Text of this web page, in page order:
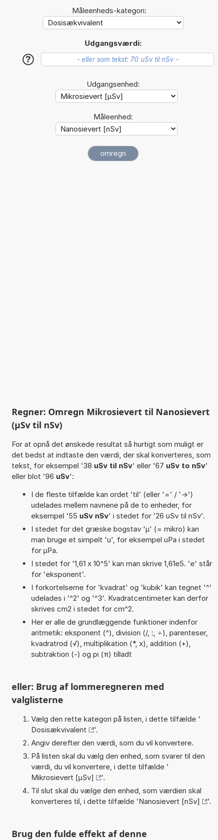
Måleenheds-kategori:
Udgangsværdi:
?
Udgangsenhed:
Måleenhed:
Regner: Omregn Mikrosievert til Nanosievert
(µSv til nSv)
For at opnå det ønskede resultat så hurtigt som muligt er
det bedst at indtaste den værdi, der skal konverteres, som
tekst, for eksempel '38 uSv til nSv' eller '67 uSv to nSv'
eller blot '96 uSv':
I de fleste tilfælde kan ordet 'til' (eller '=' / '->')
udelades mellem navnene på de to enheder, for
eksempel '55 uSv nSv' i stedet for '26 uSv til nSv'.
I stedet for det græske bogstav 'µ' (= mikro) kan
man bruge et simpelt 'u', for eksempel uPa i stedet
for µPa.
I stedet for '1,61 x 10^5' kan man skrive 1,61e5. 'e' står
for 'eksponent'.
I forkortelserne for 'kvadrat' og 'kubik' kan tegnet '^'
udelades i '^2' og '^3'. Kvadratcentimeter kan derfor
skrives cm2 i stedet for cm^2.
Her er alle de grundlæggende funktioner indenfor
aritmetik: eksponent (^), division (/, :, ÷), parenteser,
kvadratrod (√), multiplikation (*, x), addition (+),
subtraktion (-) og pi (π) tilladt
eller: Brug af lommeregneren med
valglisterne
Vælg den rette kategori på listen, i dette tilfælde '
Dosisækvivalent
'.
Angiv derefter den værdi, som du vil konvertere.
På listen skal du vælg den enhed, som svarer til den
værdi, du vil konvertere, i dette tilfælde '
Mikrosievert [µSv]
'.
Til slut skal du vælge den enhed, som værdien skal
konverteres til, i dette tilfælde 'Nanosievert [nSv] '.
Brug den fulde effekt af denne